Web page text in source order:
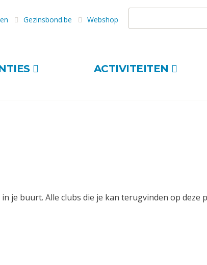
Gezinsbond.be Webshop
ACTIVITEITEN
je buurt. Alle clubs die je kan terugvinden op deze